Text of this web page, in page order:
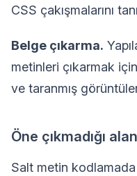
CSS çakışmalarını
Belge çıkarma.
metinleri çıkarmak
ve taranmış
Öne çıkmadığı
Salt metin